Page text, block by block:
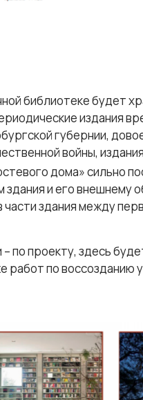
библиотеке будет
издания
губернии,
войны,
дома» сильно
и его внешнему
здания между
по проекту, здесь
работ по воссозданию